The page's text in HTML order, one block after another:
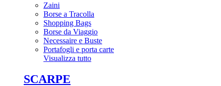
Zaini
Borse a Tracolla
Shopping Bags
Borse da Viaggio
Necessaire e Buste
Portafogli e porta carte
Visualizza tutto
SCARPE